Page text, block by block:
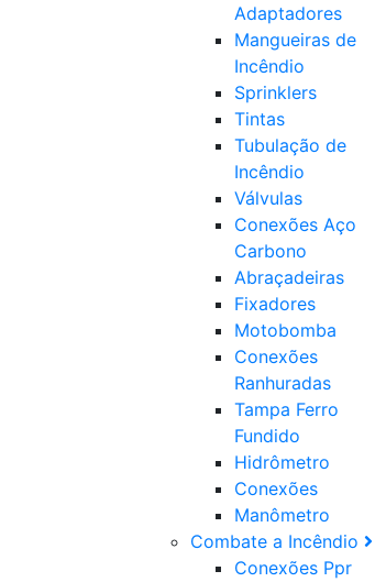
Adaptadores
Mangueiras de
Incêndio
Sprinklers
Tintas
Tubulação de
Incêndio
Válvulas
Conexões Aço
Carbono
Abraçadeiras
Fixadores
Motobomba
Conexões
Ranhuradas
Tampa Ferro
Fundido
Hidrômetro
Conexões
Manômetro
Combate a Incêndio
Conexões Ppr